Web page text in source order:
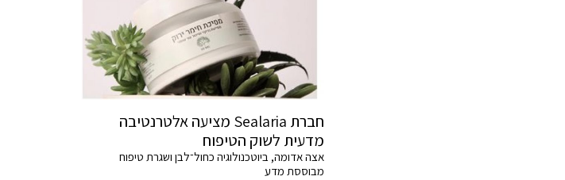
חברת Sealaria מציעה אלטרנטיבה
מדעית לשוק הטיפוח
אצה אדומה, ביוטכנולוגיה כחול־לבן ושגרת טיפוח
מבוססת מדע